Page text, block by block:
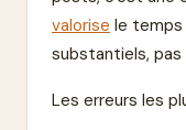
valorise le
substantiels,
Les erreurs les